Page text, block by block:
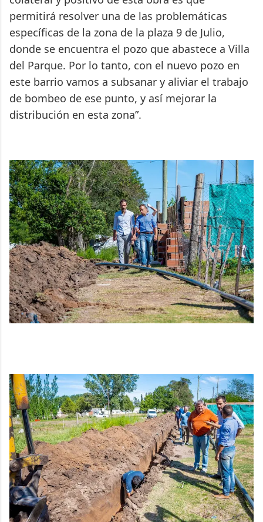
permitirá resolver una de las problemáticas
específicas de la zona de la plaza 9 de Julio,
donde se encuentra el pozo que abastece a Villa
del Parque. Por lo tanto, con el nuevo pozo en
este barrio vamos a subsanar y aliviar el trabajo
de bombeo de ese punto, y así mejorar la
distribución en esta zona”.